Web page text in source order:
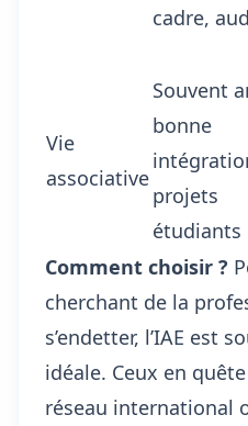
cadre,
Vie
associative
Souvent
bonne
projets
étudiants
Comment choisir ?
cherchant de la
s’endetter, l’IAE est
idéale. Ceux en
réseau international